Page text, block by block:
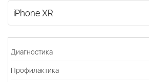
Диагностика
Профилактика